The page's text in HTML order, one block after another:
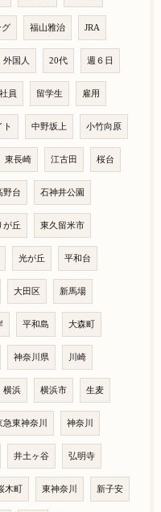
グ 福山雅治 JRA
外国人 20代 週６日
員 留学生 雇用
ト 中野坂上 小竹向原
東長崎 江古田 桜台
野台 石神井公園
が丘 東久留米市
光が丘 平和台
大田区 新馬場
平和島 大森町
神奈川県 川崎
横浜 横浜市 生麦
急東神奈川 神奈川
井土ヶ谷 弘明寺
木町 東神奈川 新子安